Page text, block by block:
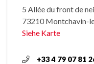
5 Allée du front de
73210 Montchavin-
Siehe Karte
+33 4 79 07 81